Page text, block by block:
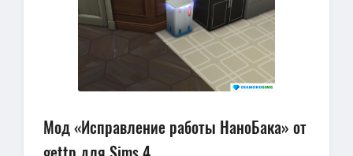
Мод «Исправление работы НаноБака» от